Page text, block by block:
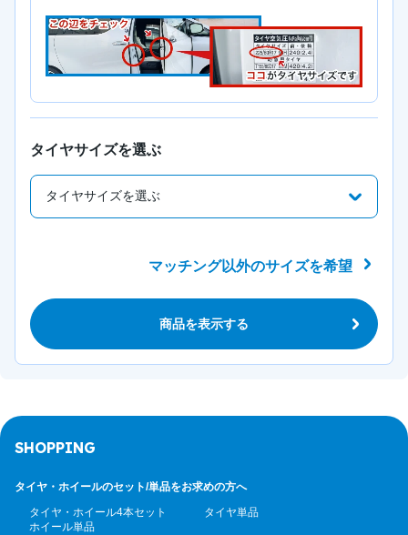
タイヤサイズを選ぶ
マッチング以外のサイズを希望
商品を表示する
SHOPPING
タイヤ・ホイールのセット/単品をお求めの方へ
タイヤ・ホイール4本セット
タイヤ単品
ホイール単品